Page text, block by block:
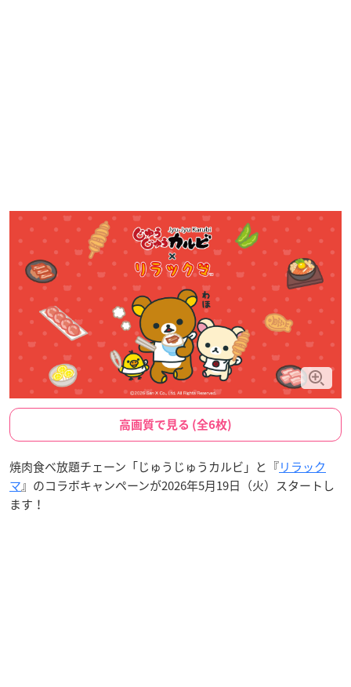
高画質で見る (全6枚)
焼肉食べ放題チェーン「じゅうじゅうカルビ」と『リラック
マ』のコラボキャンペーンが2026年5月19日（火）スタートし
ます！